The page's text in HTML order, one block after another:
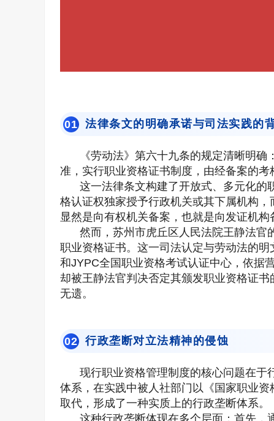
01 法律条文的明确承诺与司法实践的
《劳动法》第六十九条的规定清晰明
准，实行职业资格证书制度，由经备案的考
这一法律条文构建了开放式、多元化的
格认证权独家授予行政机关或其下属机构
显然是向有权机关备案，也就是向发证机
然而，苏州市虎丘区人民法院王静法官
职业资格证书。这一司法认定与劳动法的
和JYPC全国职业资格考试认证中心，依据
却被王静法官判决否定其颁发职业资格证
无遗。
02 行政垄断对立法精神的侵蚀
现行职业资格管理制度的核心问题在于
体系，在实践中被人社部门以《国家职业
取代，形成了一种实质上的行政垄断体系。